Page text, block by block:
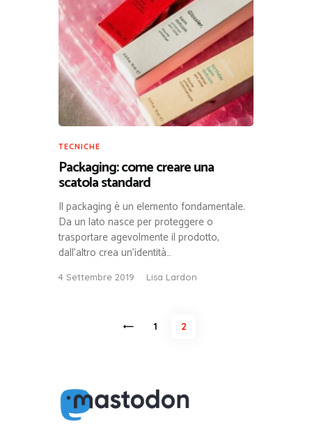
TECNICHE
Packaging: come creare una
scatola standard
Il packaging è un elemento fondamentale.
Da un lato nasce per proteggere o
trasportare agevolmente il prodotto,
dall’altro crea un’identità…
4 Settembre 2019 Lisa Lardon
Paginazione PAGE
1 PAGE
2